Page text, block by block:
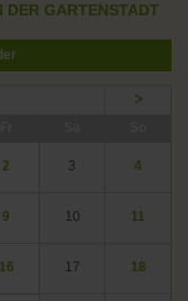
GARTENSTADT
>
2 3 4
9 10 11
16 17 18